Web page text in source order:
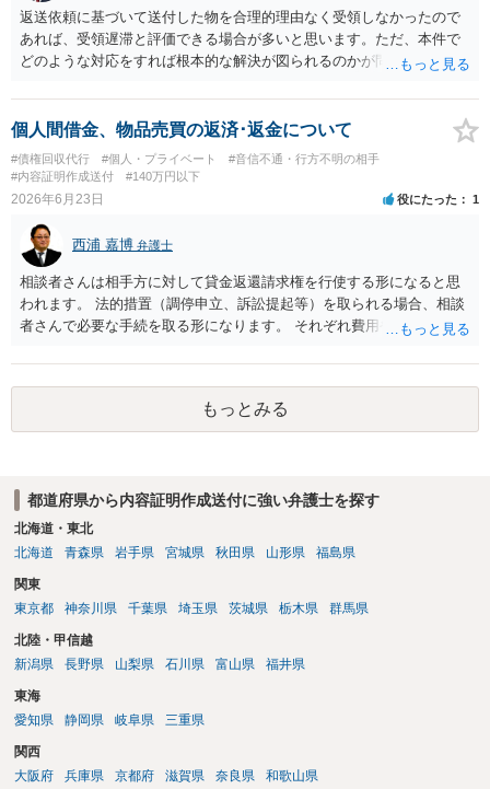
からスタートすることになるでしょう。 ご理解のとおり、詐欺である
ことの立証は簡単ではありません。 刑事事件化が出来るのであれば、
返金交渉で有利になる可能性がありますが、民事上の詐欺の立証以上
に難しいところがあります。 こちらについては、一度、最寄りの警察
署に被害相談をするようにしてください。 具体的な見通しに関して
は、証拠を拝見する必要があるため、直接弁護士にご相談された方が
良いかと思います。
返送依頼に基づいて送付した物を合理的理由なく受領しなかったので
あれば、受領遅滞と評価できる場合が多いと思います。ただ、本件で
どのような対応をすれば根本的な解決が図られるのかが問題になるた
料します。
個人間借金、物品売買の返済･返金について
#債権回収代行 #個人・プライベート
#音信不通・行方不明の相手
#内容証明作成送付
#140万円以下
2026年6月23日 役にたった 1
西浦 嘉博 弁護士
相談者さんは相手方に対して貸金返還請求権を行使する形になると思
われます。 法的措置（調停申立、訴訟提起等）を取られる場合、相談
者さんで必要な手続を取る形になります。 それぞれ費用や労力、時間
ば回収できないリスクがあることに留意ください。 一般民事となりま
すので、お住まいの地域の市役所での法律相談会の利用や、（資力要
件がありますが）法テラスでの相談を検討ください。
もっとみる
都道府県から内容証明作成送付に強い弁護士を探す
北海道・東北
北海道
青森県 岩手県 宮城県 秋田県 山形県 福島県
関東
東京都
神奈川県 千葉県 埼玉県 茨城県 栃木県 群馬県
北陸・甲信越
新潟県
長野県 山梨県 石川県 富山県 福井県
東海
愛知県
静岡県 岐阜県 三重県
関西
大阪府
兵庫県 京都府 滋賀県 奈良県 和歌山県